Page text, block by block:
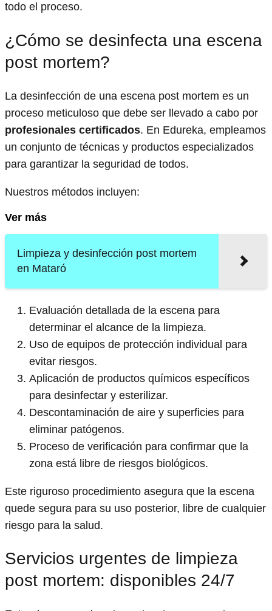
todo el proceso.
¿Cómo se desinfecta una escena
post mortem?
La desinfección de una escena post mortem es un
proceso meticuloso que debe ser llevado a cabo por
profesionales certificados. En Edureka, empleamos
un conjunto de técnicas y productos especializados
para garantizar la seguridad de todos.
Nuestros métodos incluyen:
Ver más
Limpieza y desinfección post mortem
en Mataró
Evaluación detallada de la escena para
determinar el alcance de la limpieza.
Uso de equipos de protección individual para
evitar riesgos.
Aplicación de productos químicos específicos
para desinfectar y esterilizar.
Descontaminación de aire y superficies para
eliminar patógenos.
Proceso de verificación para confirmar que la
zona está libre de riesgos biológicos.
Este riguroso procedimiento asegura que la escena
quede segura para su uso posterior, libre de cualquier
riesgo para la salud.
Servicios urgentes de limpieza
post mortem: disponibles 24/7